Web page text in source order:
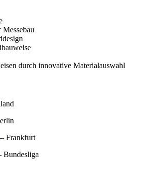
durch innovative Materialauswahl
– Frankfurt
Bundesliga